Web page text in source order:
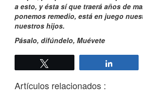
a esto, y ésta sí que traerá años de
ponemos remedio, está en juego
nuestros hijos.
Pásalo, difúndelo, Muévete
Artículos relacionados :